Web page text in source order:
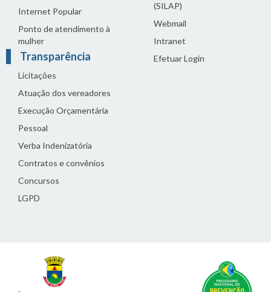
Internet Popular
Ponto de atendimento à
mulher
Transparência
Licitações
Atuação dos vereadores
Execução Orçamentária
Pessoal
Verba Indenizatória
Contratos e convênios
Concursos
LGPD
(SILAP)
Webmail
Intranet
Efetuar Login